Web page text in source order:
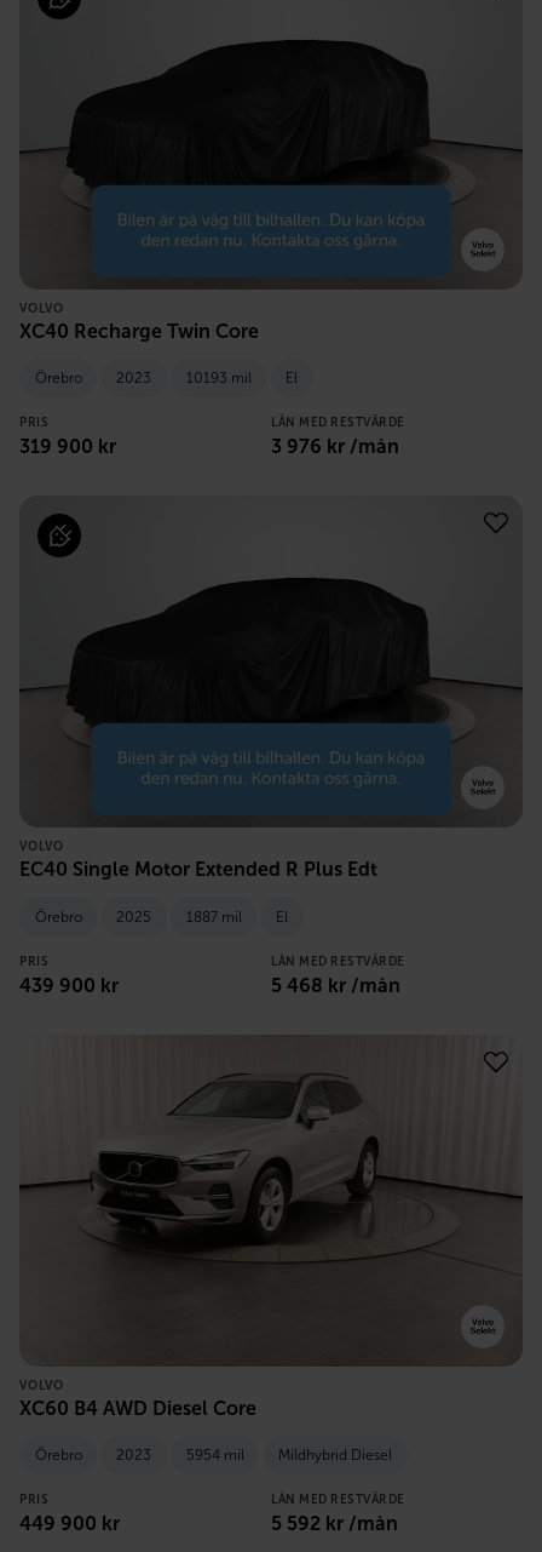
VOLVO
XC40 Recharge Twin Core
Örebro 2023 10193 mil El
PRIS
319 900 kr
LÅN MED RESTVÄRDE
3 976 kr /mån
VOLVO
EC40 Single Motor Extended R Plus Edt
Örebro 2025 1887 mil El
PRIS
439 900 kr
LÅN MED RESTVÄRDE
5 468 kr /mån
VOLVO
XC60 B4 AWD Diesel Core
Örebro 2023 5954 mil Mildhybrid Diesel
PRIS
449 900 kr
LÅN MED RESTVÄRDE
5 592 kr /mån